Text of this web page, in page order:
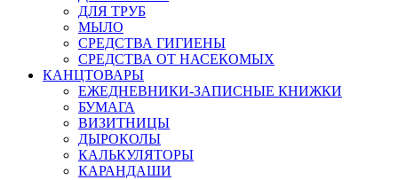
ДЛЯ ТРУБ
МЫЛО
СРЕДСТВА ГИГИЕНЫ
СРЕДСТВА ОТ НАСЕКОМЫХ
КАНЦТОВАРЫ
ЕЖЕДНЕВНИКИ-ЗАПИСНЫЕ КНИЖКИ
БУМАГА
ВИЗИТНИЦЫ
ДЫРОКОЛЫ
КАЛЬКУЛЯТОРЫ
КАРАНДАШИ